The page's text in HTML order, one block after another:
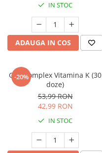
IN STOC
ADAUGA IN COS
-20%
GAL Complex Vitamina K (30
doze)
53,99 RON
42,99 RON
IN STOC